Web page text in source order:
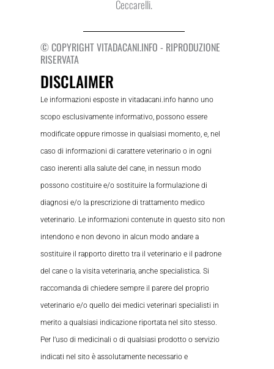
Ceccarelli.
© COPYRIGHT VITADACANI.INFO - RIPRODUZIONE
RISERVATA
DISCLAIMER
Le informazioni esposte in vitadacani.info hanno uno
scopo esclusivamente informativo, possono essere
modificate oppure rimosse in qualsiasi momento, e, nel
caso di informazioni di carattere veterinario o in ogni
caso inerenti alla salute del cane, in nessun modo
possono costituire e/o sostituire la formulazione di
diagnosi e/o la prescrizione di trattamento medico
veterinario. Le informazioni contenute in questo sito non
intendono e non devono in alcun modo andare a
sostituire il rapporto diretto tra il veterinario e il padrone
del cane o la visita veterinaria, anche specialistica. Si
raccomanda di chiedere sempre il parere del proprio
veterinario e/o quello dei medici veterinari specialisti in
merito a qualsiasi indicazione riportata nel sito stesso.
Per l’uso di medicinali o di qualsiasi prodotto o servizio
indicati nel sito è assolutamente necessario e